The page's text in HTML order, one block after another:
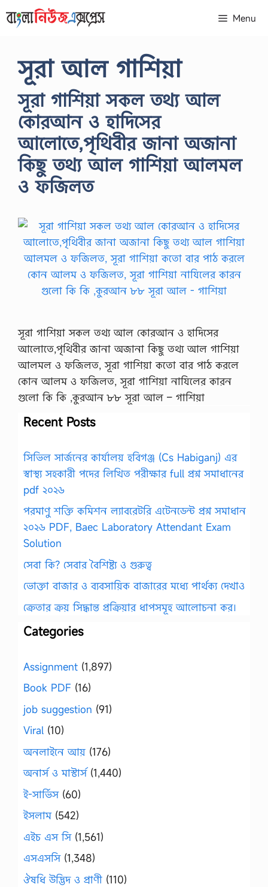
to
Menu
সূরা আল গাশিয়া
সূরা গাশিয়া সকল তথ্য আল
কোরআন ও হাদিসের
আলোতে,পৃথিবীর জানা অজানা
কিছু তথ্য আল গাশিয়া আলমল
ও ফজিলত
সূরা গাশিয়া সকল তথ্য আল কোরআন ও হাদিসের
আলোতে,পৃথিবীর জানা অজানা কিছু তথ্য আল গাশিয়া
আলমল ও ফজিলত, সূরা গাশিয়া কতো বার পাঠ করলে
কোন আলম ও ফজিলত, সূরা গাশিয়া নাযিলের কারন
গুলো কি কি ,কুরআন ৮৮ সূরা আল – গাশিয়া
Recent Posts
সিভিল সার্জনের কার্যালয় হবিগঞ্জ (Cs Habiganj) এর
স্বাস্থ্য সহকারী পদের লিখিত পরীক্ষার full প্রশ্ন সমাধানের
pdf ২০২৬
পরমাণু শক্তি কমিশন ল্যাবরেটরি এটেনডেন্ট প্রশ্ন সমাধান
২০২৬ PDF, Baec Laboratory Attendant Exam
Solution
সেবা কি? সেবার বৈশিষ্ট্য ও গুরুত্ব
ভোক্তা বাজার ও ব্যবসায়িক বাজারের মধ্যে পার্থক্য দেখাও
ক্রেতার ক্রয় সিদ্ধান্ত প্রক্রিয়ার ধাপসমূহ আলোচনা কর।
Categories
Assignment (1,897)
Book PDF (16)
job suggestion (91)
Viral (10)
অনলাইনে আয় (176)
অনার্স ও মাস্টার্স(1,440)
ই-সার্ভিস(60)
ইসলাম(542)
এইচ এস সি(1,561)
এসএসসি(1,348)
ঔষধি উদ্ভিদ ও প্রাণী (110)